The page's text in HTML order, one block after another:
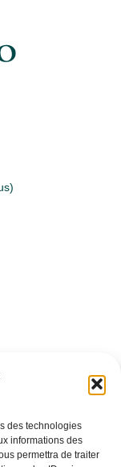
des technologies
informations des
permettra de traiter